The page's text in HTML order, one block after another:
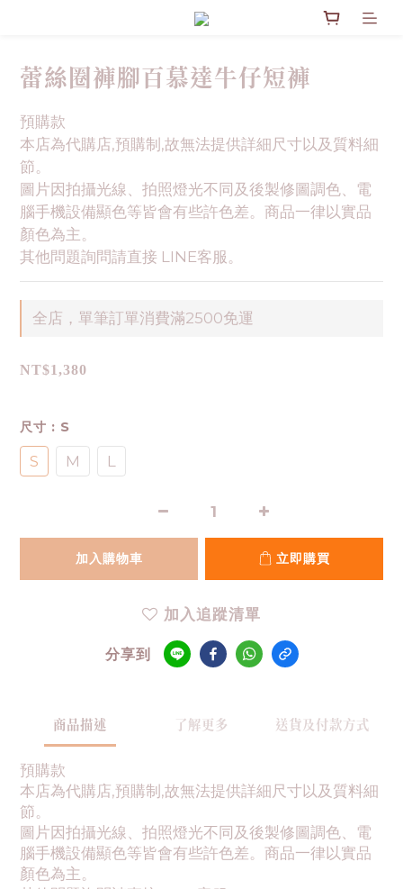
蕾絲圈褲腳百慕達牛仔短褲
預購款
本店為代購店,預購制,故無法提供詳細尺寸以及質料細
節。
圖片因拍攝光線、拍照燈光不同及後製修圖調色、電
腦手機設備顯色等皆會有些許色差。商品一律以實品
顏色為主。
其他問題詢問請直接 LINE客服。
全店，單筆訂單消費滿2500免運
NT$1,380
尺寸 : S
S M L
加入購物車 立即購買
加入追蹤清單
分享到
商品描述 了解更多 送貨及付款方式
預購款
本店為代購店,預購制,故無法提供詳細尺寸以及質料細
節。
圖片因拍攝光線、拍照燈光不同及後製修圖調色、電
腦手機設備顯色等皆會有些許色差。商品一律以實品
顏色為主。